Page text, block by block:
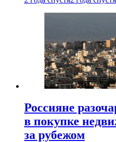
Россияне
в покупке
за рубежом